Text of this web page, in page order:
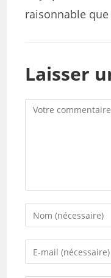
raisonnable
Laisser